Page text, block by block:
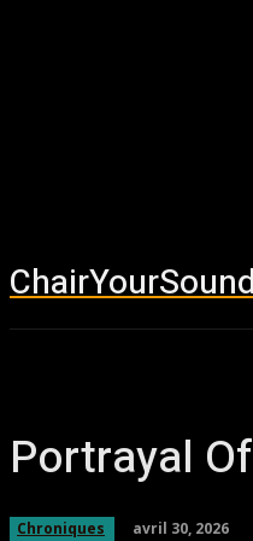
Portrayal
Chroniques avril 30, 2026